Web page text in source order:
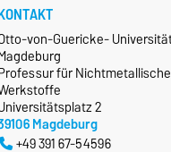
von-Guericke-
für Nichtmetallische
2
Magdeburg
+49 391 67-54596